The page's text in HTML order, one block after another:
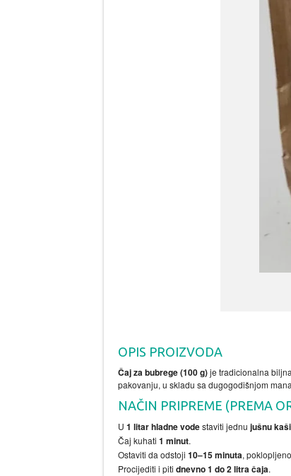
OPIS PROIZVODA
Čaj za bubrege (100 g)je tradicionalna
pakovanju, u skladu sa dugogodišnjom
NAČIN PRIPREME (PREMA
U 1 litar hladne vodestaviti jednu jušnu
Čaj kuhati 1 minut.
Ostaviti da odstoji 10–15 minuta,
Procijediti i piti dnevno 1 do 2 litra čaja.